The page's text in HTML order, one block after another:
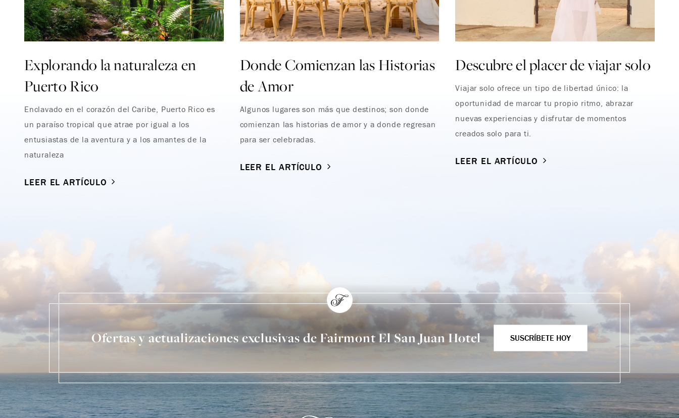
Explorando la naturaleza en
Puerto Rico
Enclavado en el corazón del Caribe, Puerto Rico es
un paraíso tropical que atrae por igual a los
entusiastas de la aventura y a los amantes de la
naturaleza
LEER EL ARTÍCULO
Donde Comienzan las Historias
de Amor
Algunos lugares son más que destinos; son donde
comienzan las historias de amor y a donde regresan
para ser celebradas.
LEER EL ARTÍCULO
Descubre el placer de viajar solo
Viajar solo ofrece un tipo de libertad único: la
oportunidad de marcar tu propio ritmo, abrazar
nuevas experiencias y disfrutar de momentos
creados solo para ti.
LEER EL ARTÍCULO
Ofertas y actualizaciones exclusivas de Fairmont El San Juan Hotel SUSCRÍBETE HOY